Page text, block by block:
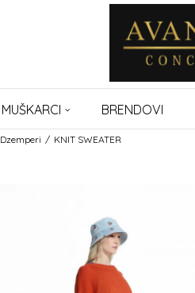
MUŠKARCI BRENDOVI
Dzemperi KNIT SWEATER